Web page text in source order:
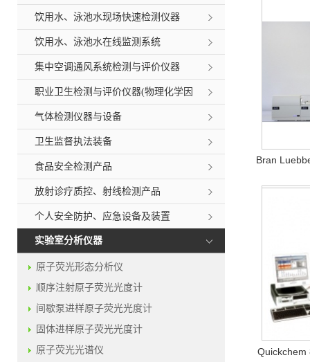
统
饮用水、泳池水现场快速检测仪器
饮用水、泳池水在线监测系统
集中空调通风系统检测与评价仪器
职业卫生检测与评价仪器(物理化学因
素)
气体检测仪器与设备
卫生监督执法装备
食品安全检测产品
放射诊疗质控、射线检测产品
个人安全防护、应急设备及装置
实验室分析仪器
原子荧光形态分析仪
顺序注射原子荧光光度计
间歇泵进样原子荧光光度计
固体进样原子荧光光度计
原子荧光光谱仪
Bran
Quickchem